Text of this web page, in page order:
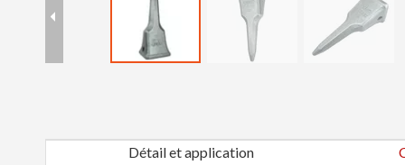
Détail et application